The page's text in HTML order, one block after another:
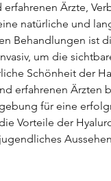
Ärzte,
natürliche und
Behandlungen ist
um die
Schönheit der
erfahrenen Ärzten
für eine
Vorteile der